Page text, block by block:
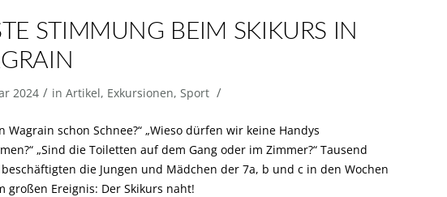
STIMMUNG BEIM SKIKURS IN
2024 / in Artikel, Exkursionen, Sport /
Wagrain schon Schnee?“ „Wieso dürfen wir keine Handys
„Sind die Toiletten auf dem Gang oder im Zimmer?“ Tausend
beschäftigten die Jungen und Mädchen der 7a, b und c in den Wochen
großen Ereignis: Der Skikurs naht!